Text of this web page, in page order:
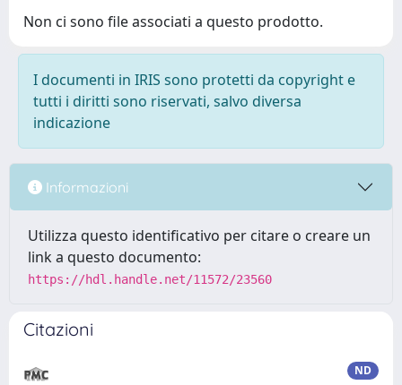
Non ci sono file associati a questo prodotto.
I documenti in IRIS sono protetti da copyright e
tutti i diritti sono riservati, salvo diversa
indicazione
Informazioni
Utilizza questo identificativo per citare o creare un
link a questo documento:
https://hdl.handle.net/11572/23560
Citazioni
ND